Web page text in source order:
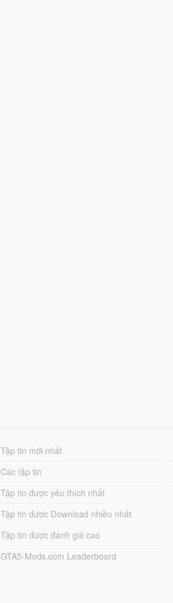
Tập tin mới nhất
Các tập tin
Tập tin được yêu thích nhất
Tập tin được Download nhiều nhất
Tập tin được đánh giá cao
GTA5-Mods.com Leaderboard